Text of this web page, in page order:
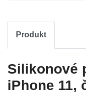
Produkt
Silikonové
iPhone 11,